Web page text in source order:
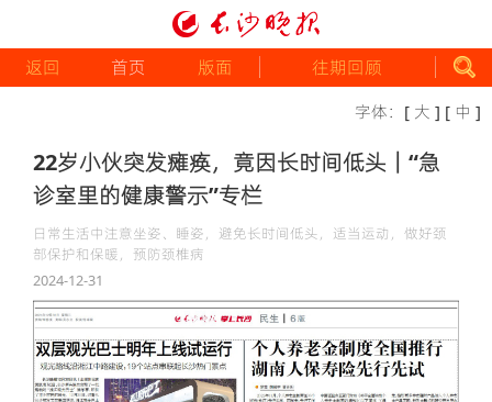
返回 首页 版面 往期回顾
字体： [ 大 ] [ 中 ]
22岁小伙突发瘫痪，竟因长时间低头｜“急
诊室里的健康警示”专栏
日常生活中注意坐姿、睡姿，避免长时间低头，适当运动，做好颈
部保护和保暖，预防颈椎病
2024-12-31